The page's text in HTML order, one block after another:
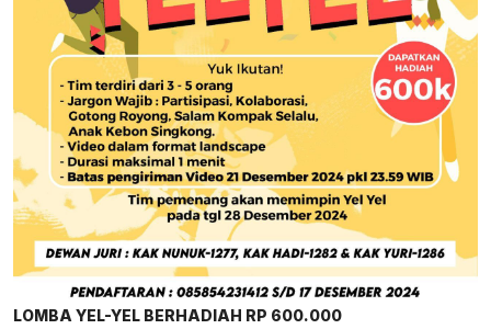
LOMBA YEL-YEL BERHADIAH RP 600.000